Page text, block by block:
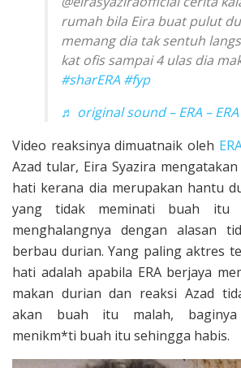
rumah bila Eira buat pulut
memang dia tak sentuh
kat ofis sampai 4 ulas dia
#sharERA #fyp
♬ original sound – ERA – ERA
Video reaksinya dimuatnaik oleh
Azad tular, Eira Syazira
hati kerana dia merupakan hantu
yang tidak meminati buah itu
menghalangnya dengan alasan
berbau durian. Yang paling aktres
hati adalah apabila ERA berjaya
makan durian dan reaksi Azad
akan buah itu malah, baginya
menikm*ti buah itu sehingga habis.